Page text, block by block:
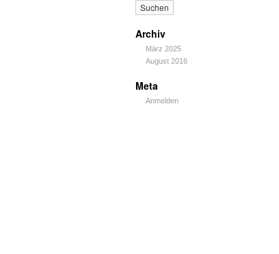
Archiv
März 2025
August 2016
Meta
Anmelden